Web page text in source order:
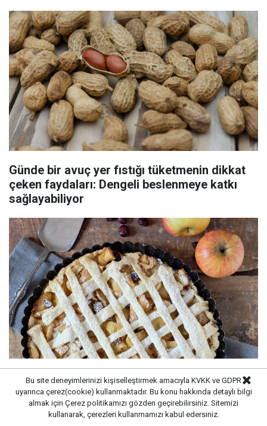
Günde bir avuç yer fıstığı tüketmenin dikkat
çeken faydaları: Dengeli beslenmeye katkı
sağlayabiliyor
Asla doğru yapmıyoruz bu yüzden dağılıyor!
Keki fırından kalıp gibi çıkartan tüyo
Bu site deneyimlerinizi kişiselleştirmek amacıyla KVKK ve GDPR
uyarınca çerez(cookie) kullanmaktadır. Bu konu hakkında detaylı bilgi
almak için Çerez politikamızı gözden geçirebilirsiniz. Sitemizi
kullanarak, çerezleri kullanmamızı kabul edersiniz.